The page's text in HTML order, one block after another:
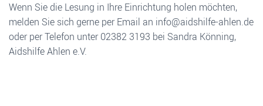
Wenn Sie die Lesung in Ihre Einrichtung holen möchten,
melden Sie sich gerne per Email an info@aidshilfe-ahlen.de
oder per Telefon unter 02382 3193 bei Sandra Könning,
Aidshilfe Ahlen e.V.